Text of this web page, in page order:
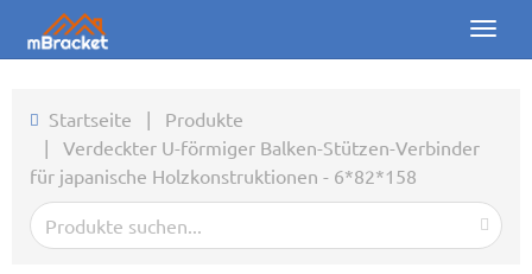
Toggle
Produkte
Startseite | Produkte
| Verdeckter U-förmiger Balken-Stützen-Verbinder
für japanische Holzkonstruktionen - 6*82*158